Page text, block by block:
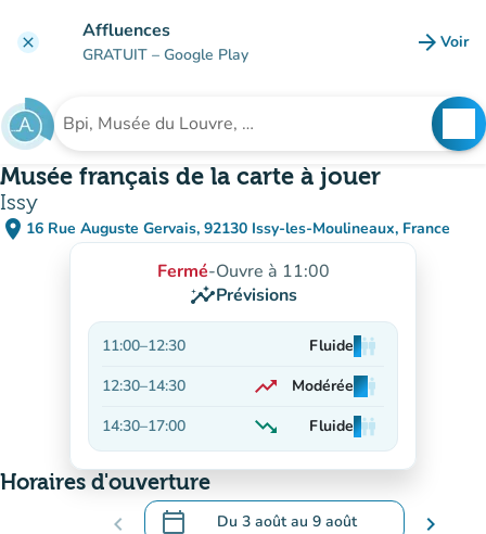
clear Affluences
GRATUIT – Google Play arrow_forward Voir
Rechercher un établissement
Musée français de la carte à jouer
Issy
place 16 Rue Auguste Gervais, 92130 Issy-les-Moulineaux, France
(ouvrir dans Google Maps)
(nouvel onglet)
Fermé-Ouvre à 11:00
insightsPrévisions
11:00–12:30 Fluideman
man
man
12:30–14:30 trending_up Modéréeman
man
man
14:30–17:00 trending_down
En baisse
Fluideman
man
man
Horaires d'ouverture
chevron_left calendar_today Du 3 aoûtau 9 août chevron_right